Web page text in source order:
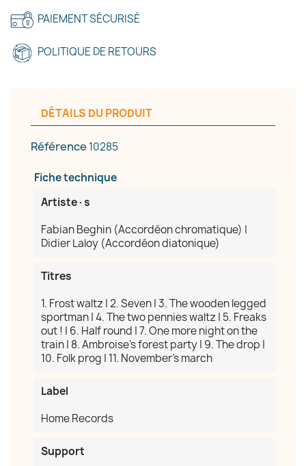
PAIEMENT SÉCURISÉ
POLITIQUE DE RETOURS
DÉTAILS DU PRODUIT
Référence 10285
Fiche technique
Artiste·s
Fabian Beghin (Accordéon chromatique) |
Didier Laloy (Accordéon diatonique)
Titres
1. Frost waltz | 2. Seven | 3. The wooden legged
sportman | 4. The two pennies waltz | 5. Freaks
out ! | 6. Half round | 7. One more night on the
train | 8. Ambroise's forest party | 9. The drop |
10. Folk prog | 11. November's march
Label
Home Records
Support